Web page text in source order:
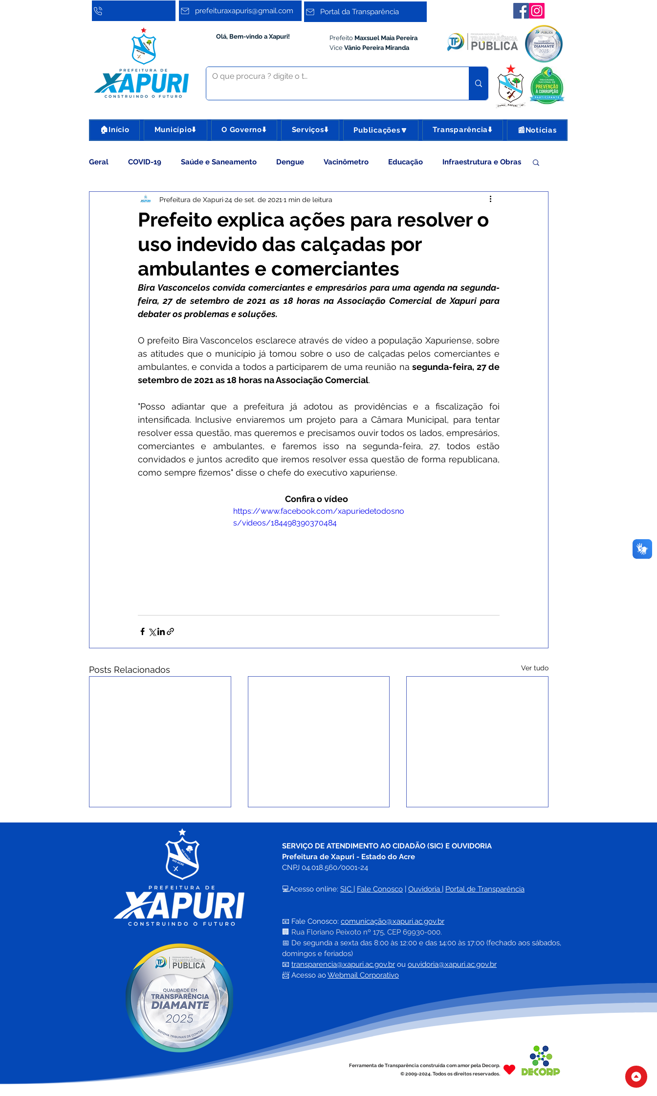
prefeituraxapuris@gmail.com Portal da Transparência
Olá, Bem-vindo a Xapuri! Prefeito Maxsuel Maia Pereira
Vice Vânio Pereira Miranda
🏠Início Município⬇️ O Governo⬇️ Serviços⬇️ Publicações🔽 Transparência⬇️ 📰Notícias
Geral COVID-19 Saúde e Saneamento Dengue Vacinômetro Educação Infraestrutura e Obras
Assistência Social Cultura Esporte e Lazer Administração e Gestão
Comunicados e Avisos Concursos Agricultura e Produção Comunidade
Nota de Esclarecimento Convite Vigilância Sanitária
Defesa Civil SEMULHER Secretaria da Mulher Emenda Parlamentar Plano de contingência
Prefeito explica ações para resolver o
uso indevido das calçadas por
ambulantes e comerciantes
Prefeitura de Xapuri 24 de set. de 2021 1 min de leitura
Bira Vasconcelos convida comerciantes e empresários para uma agenda na segunda-
feira, 27 de setembro de 2021 as 18 horas na Associação Comercial de Xapuri para
debater os problemas e soluções.
O prefeito Bira Vasconcelos esclarece através de vídeo a população Xapuriense, sobre
as atitudes que o município já tomou sobre o uso de calçadas pelos comerciantes e
ambulantes, e convida a todos a participarem de uma reunião na segunda-feira, 27 de
setembro de 2021 as 18 horas na Associação Comercial.
"Posso adiantar que a prefeitura já adotou as providências e a fiscalização foi
intensificada. Inclusive enviaremos um projeto para a Câmara Municipal, para tentar
resolver essa questão, mas queremos e precisamos ouvir todos os lados, empresários,
comerciantes e ambulantes, e faremos isso na segunda-feira, 27, todos estão
convidados e juntos acredito que iremos resolver essa questão de forma republicana,
como sempre fizemos" disse o chefe do executivo xapuriense.
Confira o vídeo
https://www.facebook.com/xapuriedetodosno
s/videos/184498390370484
Posts Relacionados Ver tudo
Xapuri conquista a terceira
melhor nota do Acre no
Ideb 2025 e Escola Rita
Nacional
garante prêmio para
professores e auxílio-
alimentação para
SERVIÇO DE ATENDIMENTO AO CIDADÃO (SIC) E OUVIDORIA
Prefeitura de Xapuri - Estado do Acre
CNPJ 04.018.560/0001-24
💻Acesso online: SIC Fale Conosco Ouvidoria Portal de Transparência
📧 Fale Conosco: comunicação@xapuri.ac.gov.br
🏢 Rua Floriano Peixoto nº 175, CEP 69930-000.
📅 De segunda a sexta das 8:00 às 12:00 e das 14:00 às 17:00 (fechado aos sábados,
domingos e feriados)
📧 transparencia@xapuri.ac.gov.br ou ouvidoria@xapuri.ac.gov.br
📨 Acesso ao Webmail Corporativo
Ferramenta de Transparência construída com amor pela Decorp.
© 2009-2024. Todos os direitos reservados.